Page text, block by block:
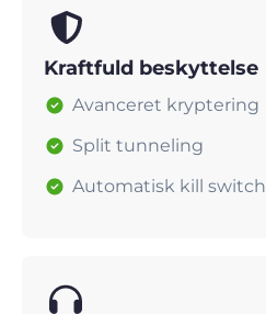
Kraftfuld beskyttelse
Avanceret kryptering
Split tunneling
Automatisk kill switch